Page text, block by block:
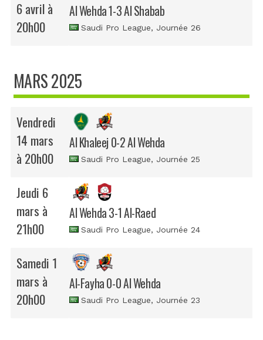
6 avril à
20h00
Al Wehda 1-3 Al Shabab
Saudi Pro League, Journée 26
MARS 2025
Vendredi
14 mars
à 20h00
Al Khaleej 0-2 Al Wehda
Saudi Pro League, Journée 25
Jeudi 6
mars à
21h00
Al Wehda 3-1 Al-Raed
Saudi Pro League, Journée 24
Samedi 1
mars à
20h00
Al-Fayha 0-0 Al Wehda
Saudi Pro League, Journée 23